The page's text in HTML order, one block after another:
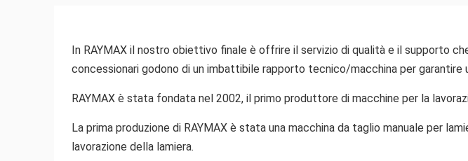
In RAYMAX il nostro obiettivo finale è offrire il servizio di qualità e il supporto
concessionari godono di un imbattibile rapporto tecnico/macchina per garantire
RAYMAX è stata fondata nel 2002, il primo produttore di macchine per la
La prima produzione di RAYMAX è stata una macchina da taglio manuale per
lavorazione della lamiera.